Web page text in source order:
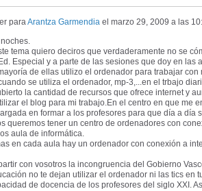
paraArantza Garmendia el marzo 29, 2009 a las
tema quiero deciros que verdaderamente no se
Especial y a parte de las sesiones que doy en
de ellas utilizo el ordenador para trabajar
se utiliza el ordenador, mp-3,...en el trbajo
la cantidad de recursos que ofrece internet y
el blog para mi trabajo.En el centro en que me
en formar a los profesores para que día a día
queremos tener un centro de ordenadores con
aula de informática.
en cada aula hay un ordenador con conexión a
con vosotros la incongruencia del Gobierno
no te dejan utilizar el ordenador ni las tics en
de docencia de los profesores del siglo XXI.